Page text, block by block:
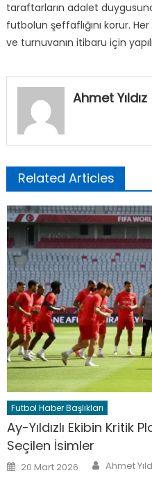
taraftarların adalet
futbolun şeffaflığını korur.
ve turnuvanın itibaru için
Ahmet Yıldız
Related Articles
Futbol Haber Başlıkları
Ay-Yıldızlı Ekibin Kritik
Seçilen İsimler
Posted
on
20 Mart 2026 Author
Ahmet